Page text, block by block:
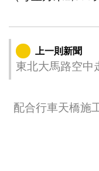
上一則新聞
東北大馬路空中走
配合行車天橋施工 A1橋及澳門橋大馬路實